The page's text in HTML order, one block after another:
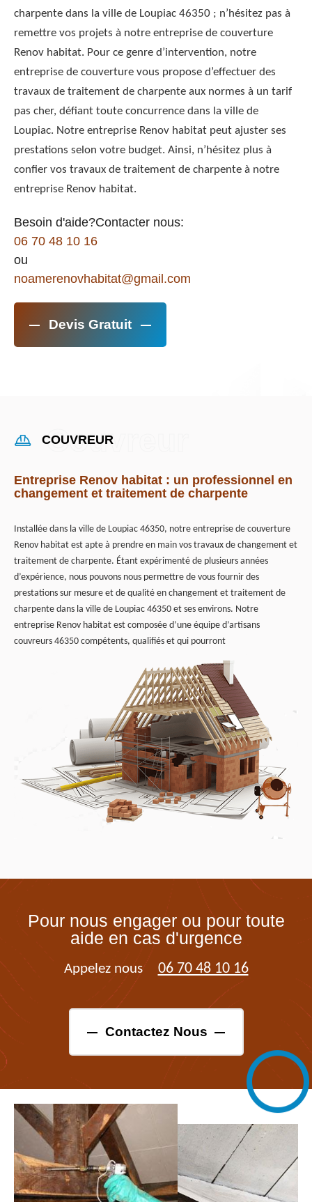
charpente dans la ville de Loupiac 46350 ; n’hésitez pas à
remettre vos projets à notre entreprise de couverture
Renov habitat. Pour ce genre d’intervention, notre
entreprise de couverture vous propose d’effectuer des
travaux de traitement de charpente aux normes à un tarif
pas cher, défiant toute concurrence dans la ville de
Loupiac. Notre entreprise Renov habitat peut ajuster ses
prestations selon votre budget. Ainsi, n’hésitez plus à
confier vos travaux de traitement de charpente à notre
entreprise Renov habitat.
Besoin d'aide?Contacter nous:
06 70 48 10 16
ou
noamerenovhabitat@gmail.com
Devis Gratuit
COUVREUR
Entreprise Renov habitat : un professionnel en
changement et traitement de charpente
Installée dans la ville de Loupiac 46350, notre entreprise de couverture
Renov habitat est apte à prendre en main vos travaux de changement et
traitement de charpente. Étant expérimenté de plusieurs années
d’expérience, nous pouvons nous permettre de vous fournir des
prestations sur mesure et de qualité en changement et traitement de
charpente dans la ville de Loupiac 46350 et ses environs. Notre
entreprise Renov habitat est composée d’une équipe d’artisans
couvreurs 46350 compétents, qualifiés et qui pourront
Pour nous engager ou pour toute
aide en cas d'urgence
Appelez nous 06 70 48 10 16
Contactez Nous